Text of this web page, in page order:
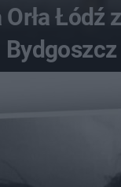
Łódź
Bydgoszcz